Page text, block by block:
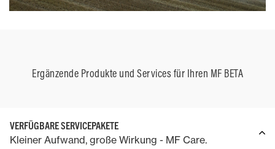
Ergänzende Produkte und Services für Ihren MF BETA
VERFÜGBARE SERVICEPAKETE
Kleiner Aufwand, große Wirkung - MF Care.